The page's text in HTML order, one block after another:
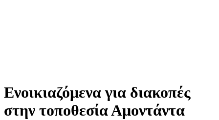
Ενοικιαζόμενα για διακοπές
στην τοποθεσία Αμοντάντα